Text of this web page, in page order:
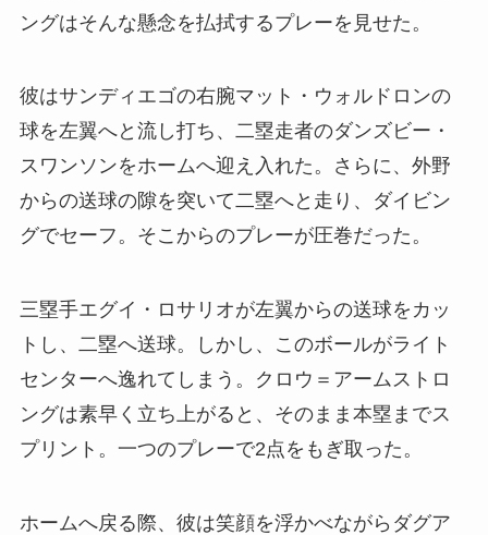
ングはそんな懸念を払拭するプレーを見せた。
彼はサンディエゴの右腕マット・ウォルドロンの
球を左翼へと流し打ち、二塁走者のダンズビー・
スワンソンをホームへ迎え入れた。さらに、外野
からの送球の隙を突いて二塁へと走り、ダイビン
グでセーフ。そこからのプレーが圧巻だった。
三塁手エグイ・ロサリオが左翼からの送球をカッ
トし、二塁へ送球。しかし、このボールがライト
センターへ逸れてしまう。クロウ＝アームストロ
ングは素早く立ち上がると、そのまま本塁までス
プリント。一つのプレーで2点をもぎ取った。
ホームへ戻る際、彼は笑顔を浮かべながらダグア